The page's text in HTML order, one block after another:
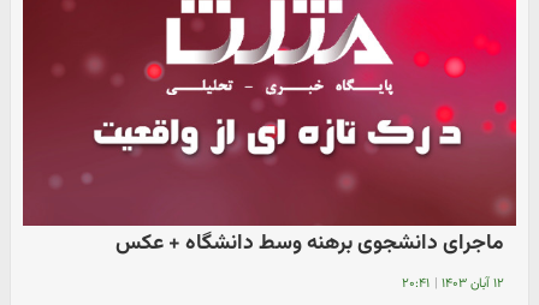
ماجرای دانشجوی برهنه وسط دانشگاه + عکس
۱۲ آبان ۱۴۰۳ | ۲۰:۴۱